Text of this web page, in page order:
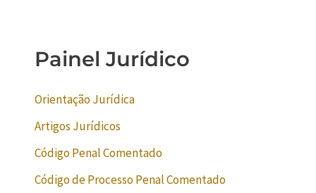
Painel Jurídico
Orientação Jurídica
Artigos Jurídicos
Código Penal Comentado
Código de Processo Penal Comentado